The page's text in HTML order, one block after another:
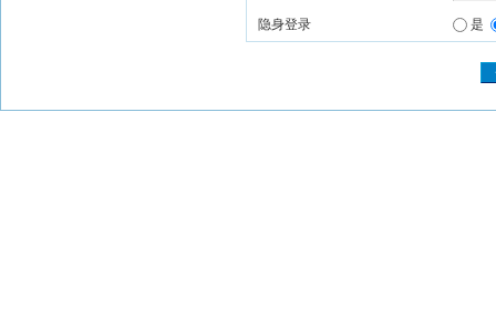
隐身登录 是